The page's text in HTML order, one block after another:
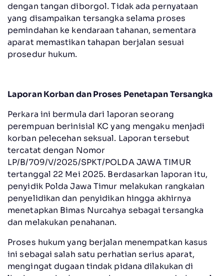
dengan tangan diborgol. Tidak ada pernyataan
yang disampaikan tersangka selama proses
pemindahan ke kendaraan tahanan, sementara
aparat memastikan tahapan berjalan sesuai
prosedur hukum.
Laporan Korban dan Proses Penetapan Tersangka
Perkara ini bermula dari laporan seorang
perempuan berinisial KC yang mengaku menjadi
korban pelecehan seksual. Laporan tersebut
tercatat dengan Nomor
LP/B/709/V/2025/SPKT/POLDA JAWA TIMUR
tertanggal 22 Mei 2025. Berdasarkan laporan itu,
penyidik Polda Jawa Timur melakukan rangkaian
penyelidikan dan penyidikan hingga akhirnya
menetapkan Bimas Nurcahya sebagai tersangka
dan melakukan penahanan.
Proses hukum yang berjalan menempatkan kasus
ini sebagai salah satu perhatian serius aparat,
mengingat dugaan tindak pidana dilakukan di